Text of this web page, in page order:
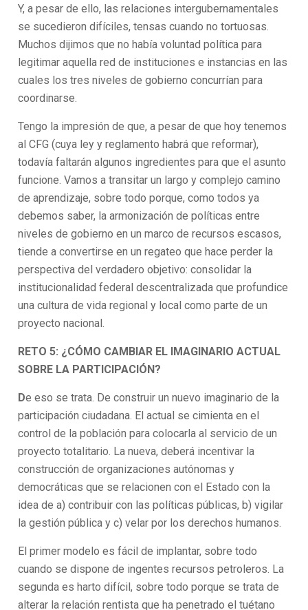
Y, a pesar de ello, las relaciones intergubernamentales
se sucedieron difíciles, tensas cuando no tortuosas.
Muchos dijimos que no había voluntad política para
legitimar aquella red de instituciones e instancias en las
cuales los tres niveles de gobierno concurrían para
coordinarse.
Tengo la impresión de que, a pesar de que hoy tenemos
al CFG (cuya ley y reglamento habrá que reformar),
todavía faltarán algunos ingredientes para que el asunto
funcione. Vamos a transitar un largo y complejo camino
de aprendizaje, sobre todo porque, como todos ya
debemos saber, la armonización de políticas entre
niveles de gobierno en un marco de recursos escasos,
tiende a convertirse en un regateo que hace perder la
perspectiva del verdadero objetivo: consolidar la
institucionalidad federal descentralizada que profundice
una cultura de vida regional y local como parte de un
proyecto nacional.
RETO 5: ¿CÓMO CAMBIAR EL IMAGINARIO ACTUAL
SOBRE LA PARTICIPACIÓN?
De eso se trata. De construir un nuevo imaginario de la
participación ciudadana. El actual se cimienta en el
control de la población para colocarla al servicio de un
proyecto totalitario. La nueva, deberá incentivar la
construcción de organizaciones autónomas y
democráticas que se relacionen con el Estado con la
idea de a) contribuir con las políticas públicas, b) vigilar
la gestión pública y c) velar por los derechos humanos.
El primer modelo es fácil de implantar, sobre todo
cuando se dispone de ingentes recursos petroleros. La
segunda es harto difícil, sobre todo porque se trata de
alterar la relación rentista que ha penetrado el tuétano